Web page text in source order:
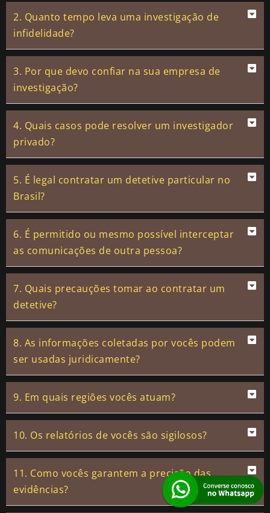
2. Quanto tempo leva uma investigação de
infidelidade?
3. Por que devo confiar na sua empresa de
investigação?
4. Quais casos pode resolver um investigador
privado?
5. É legal contratar um detetive particular no
Brasil?
6. É permitido ou mesmo possível interceptar
as comunicações de outra pessoa?
7. Quais precauções tomar ao contratar um
detetive?
8. As informações coletadas por vocês podem
ser usadas juridicamente?
9. Em quais regiões vocês atuam?
10. Os relatórios de vocês são sigilosos?
11. Como vocês garantem a precisão das
evidências?